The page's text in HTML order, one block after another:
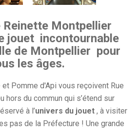
Reinette Montpellier
jouet incontournable
de Montpellier pour
les âges.
et Pomme d'Api vous reçoivent Rue
hors du commun qui s’étend sur
à l’univers du jouet , à visiter
pas de la Préfecture ! Une grande